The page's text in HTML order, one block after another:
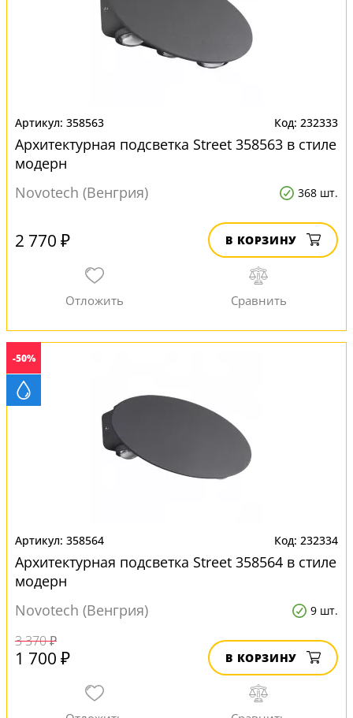
358563 232333
Архитектурная подсветка Street 358563 в стиле
модерн
Novotech (Венгрия)
368 шт.
2 770 ₽ В КОРЗИНУ
-50%
358564 232334
Архитектурная подсветка Street 358564 в стиле
модерн
Novotech (Венгрия)
9 шт.
3 370 ₽
1 700 ₽ В КОРЗИНУ